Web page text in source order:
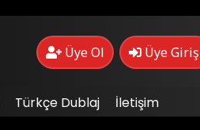
Üye Ol Üye
Türkçe Dublaj İletişim